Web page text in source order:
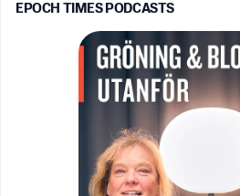
EPOCH TIMES PODCASTS